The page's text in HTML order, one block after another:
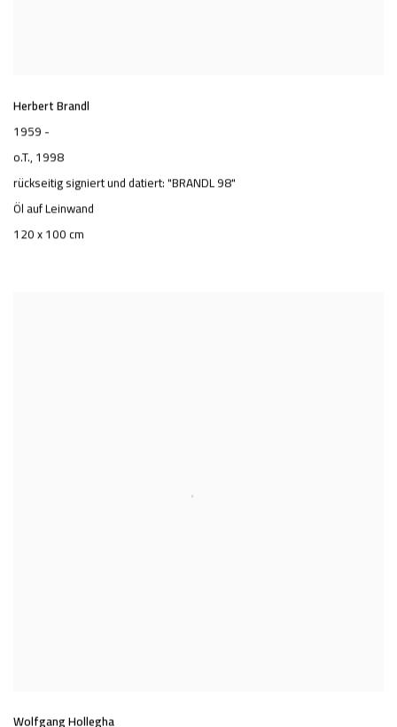
Herbert Brandl
1959 -
o.T., 1998
rückseitig signiert und datiert: "BRANDL 98"
Öl auf Leinwand
120 x 100 cm
Wolfgang Hollegha